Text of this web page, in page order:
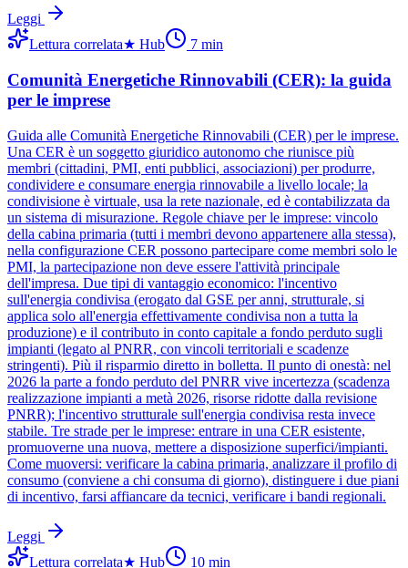
Leggi
Lettura correlata★ Hub 7 min
Comunità Energetiche Rinnovabili (CER): la guida
per le imprese
Guida alle Comunità Energetiche Rinnovabili (CER) per le imprese.
Una CER è un soggetto giuridico autonomo che riunisce più
membri (cittadini, PMI, enti pubblici, associazioni) per produrre,
condividere e consumare energia rinnovabile a livello locale; la
condivisione è virtuale, usa la rete nazionale, ed è contabilizzata da
un sistema di misurazione. Regole chiave per le imprese: vincolo
della cabina primaria (tutti i membri devono appartenere alla stessa),
nella configurazione CER possono partecipare come membri solo le
PMI, la partecipazione non deve essere l'attività principale
dell'impresa. Due tipi di vantaggio economico: l'incentivo
sull'energia condivisa (erogato dal GSE per anni, strutturale, si
applica solo all'energia effettivamente condivisa non a tutta la
produzione) e il contributo in conto capitale a fondo perduto sugli
impianti (legato al PNRR, con vincoli territoriali e scadenze
stringenti). Più il risparmio diretto in bolletta. Il punto di onestà: nel
2026 la parte a fondo perduto del PNRR vive incertezza (scadenza
realizzazione impianti a metà 2026, risorse ridotte dalla revisione
PNRR); l'incentivo strutturale sull'energia condivisa resta invece
stabile. Tre strade per le imprese: entrare in una CER esistente,
promuoverne una nuova, mettere a disposizione superfici/impianti.
Come muoversi: verificare la cabina primaria, analizzare il profilo di
consumo (conviene a chi consuma di giorno), distinguere i due piani
di incentivo, farsi affiancare da tecnici, verificare i bandi regionali.
Leggi
Lettura correlata★ Hub 10 min